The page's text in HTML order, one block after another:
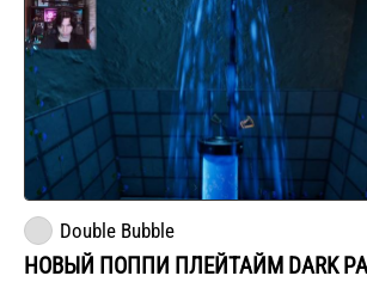
Double Bubble
НОВЫЙ ПОППИ ПЛЕЙТАЙМ DARK